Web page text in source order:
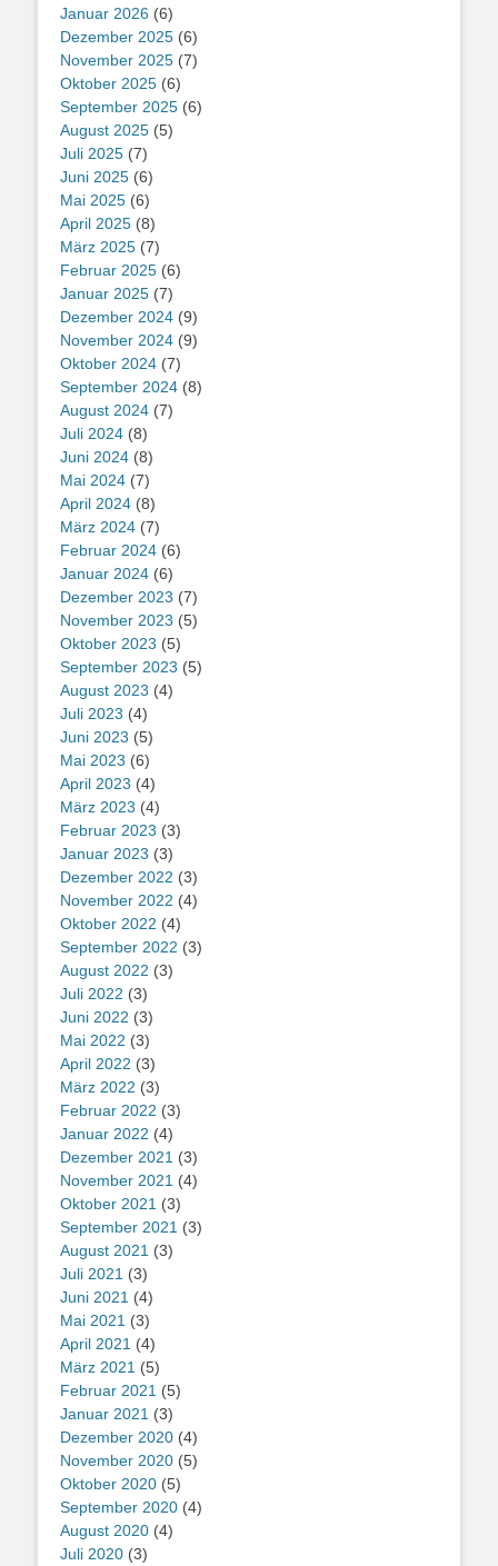
Januar 2026 (6)
Dezember 2025 (6)
November 2025 (7)
Oktober 2025 (6)
September 2025 (6)
August 2025 (5)
Juli 2025 (7)
Juni 2025 (6)
Mai 2025 (6)
April 2025 (8)
März 2025 (7)
Februar 2025 (6)
Januar 2025 (7)
Dezember 2024 (9)
November 2024 (9)
Oktober 2024 (7)
September 2024 (8)
August 2024 (7)
Juli 2024 (8)
Juni 2024 (8)
Mai 2024 (7)
April 2024 (8)
März 2024 (7)
Februar 2024 (6)
Januar 2024 (6)
Dezember 2023 (7)
November 2023 (5)
Oktober 2023 (5)
September 2023 (5)
August 2023 (4)
Juli 2023 (4)
Juni 2023 (5)
Mai 2023 (6)
April 2023 (4)
März 2023 (4)
Februar 2023 (3)
Januar 2023 (3)
Dezember 2022 (3)
November 2022 (4)
Oktober 2022 (4)
September 2022 (3)
August 2022 (3)
Juli 2022 (3)
Juni 2022 (3)
Mai 2022 (3)
April 2022 (3)
März 2022 (3)
Februar 2022 (3)
Januar 2022 (4)
Dezember 2021 (3)
November 2021 (4)
Oktober 2021 (3)
September 2021 (3)
August 2021 (3)
Juli 2021 (3)
Juni 2021 (4)
Mai 2021 (3)
April 2021 (4)
März 2021 (5)
Februar 2021 (5)
Januar 2021 (3)
Dezember 2020 (4)
November 2020 (5)
Oktober 2020 (5)
September 2020 (4)
August 2020 (4)
Juli 2020 (3)